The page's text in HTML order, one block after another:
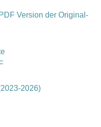
Version der Original-
2026)